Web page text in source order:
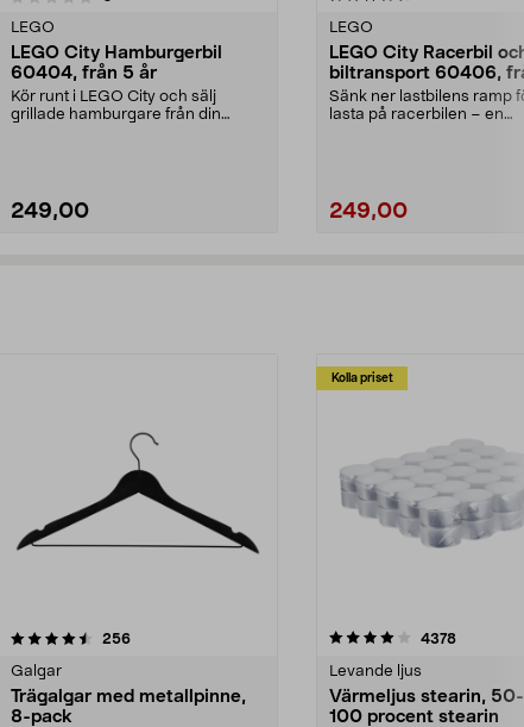
LEGO
LEGO City Hamburgerbil
60404, från 5 år
Kör runt i LEGO City och sälj
grillade hamburgare från din
249,00
LEGO
LEGO City Racerbil
biltransport 60406,
Sänk ner lastbilens ramp
lasta på racerbilen – en
249,00
256recensioner
Galgar
Trägalgar med metallpinne,
8-pack
Kolla priset
4.0av 5 stjärnor 4378
Levande ljus
Värmeljus stearin, 50-
100 procent stearin
4.5av 5 stjärnor